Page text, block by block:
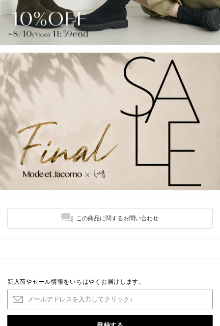
この商品に関するお問い合わせ
新入荷やセール情報をいちはやくお届けします。